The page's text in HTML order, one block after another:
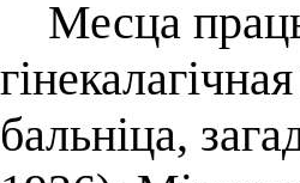
Месца
бальніца,